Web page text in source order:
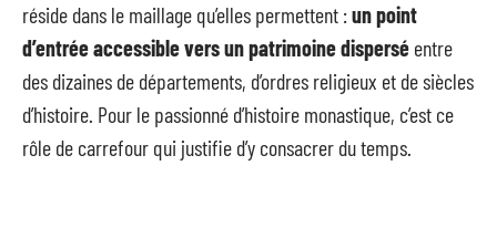
réside dans le maillage qu’elles permettent :un point
d’entrée accessible vers un patrimoine dispersé entre
des dizaines de départements, d’ordres religieux et de siècles
d’histoire. Pour le passionné d’histoire monastique, c’est ce
rôle de carrefour qui justifie d’y consacrer du temps.